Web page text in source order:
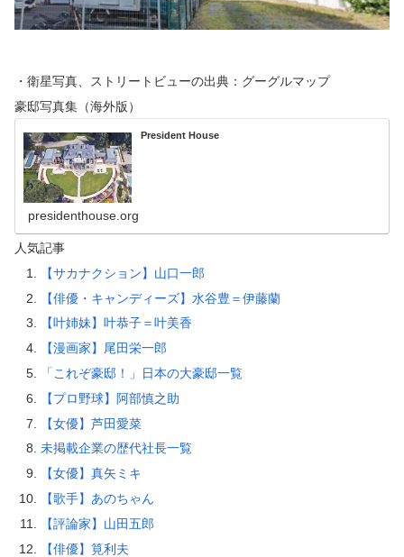
・衛星写真、ストリートビューの出典：グーグルマップ
豪邸写真集（海外版）
President House
presidenthouse.org
人気記事
【サカナクション】山口一郎
【俳優・キャンディーズ】水谷豊＝伊藤蘭
【叶姉妹】叶恭子＝叶美香
【漫画家】尾田栄一郎
「これぞ豪邸！」日本の大豪邸一覧
【プロ野球】阿部慎之助
【女優】芦田愛菜
未掲載企業の歴代社長一覧
【女優】真矢ミキ
【歌手】あのちゃん
【評論家】山田五郎
【俳優】筧利夫